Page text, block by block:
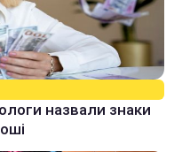
назвали знаки